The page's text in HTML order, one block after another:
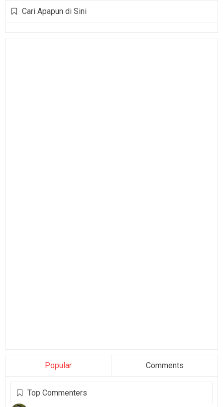
Cari Apapun di Sini
Popular Comments
Top Commenters